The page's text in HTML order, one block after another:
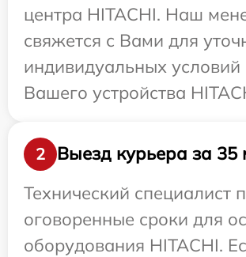
центра HITACHI. Наш
свяжется с Вами для
индивидуальных условий
Вашего устройства
2
Выезд курьера за 35
Технический специалист
оговоренные сроки для
оборудования HITACHI.